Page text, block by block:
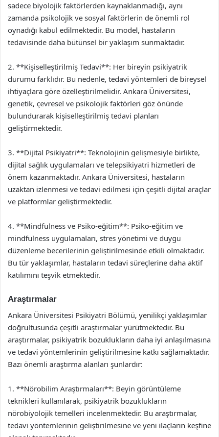
sadece biyolojik faktörlerden kaynaklanmadığı, aynı
zamanda psikolojik ve sosyal faktörlerin de önemli rol
oynadığı kabul edilmektedir. Bu model, hastaların
tedavisinde daha bütünsel bir yaklaşım sunmaktadır.
2. **Kişiselleştirilmiş Tedavi**: Her bireyin psikiyatrik
durumu farklıdır. Bu nedenle, tedavi yöntemleri de bireysel
ihtiyaçlara göre özelleştirilmelidir. Ankara Üniversitesi,
genetik, çevresel ve psikolojik faktörleri göz önünde
bulundurarak kişiselleştirilmiş tedavi planları
geliştirmektedir.
3. **Dijital Psikiyatri**: Teknolojinin gelişmesiyle birlikte,
dijital sağlık uygulamaları ve telepsikiyatri hizmetleri de
önem kazanmaktadır. Ankara Üniversitesi, hastaların
uzaktan izlenmesi ve tedavi edilmesi için çeşitli dijital araçlar
ve platformlar geliştirmektedir.
4. **Mindfulness ve Psiko-eğitim**: Psiko-eğitim ve
mindfulness uygulamaları, stres yönetimi ve duygu
düzenleme becerilerinin geliştirilmesinde etkili olmaktadır.
Bu tür yaklaşımlar, hastaların tedavi süreçlerine daha aktif
katılımını teşvik etmektedir.
Araştırmalar
Ankara Üniversitesi Psikiyatri Bölümü, yenilikçi yaklaşımlar
doğrultusunda çeşitli araştırmalar yürütmektedir. Bu
araştırmalar, psikiyatrik bozuklukların daha iyi anlaşılmasına
ve tedavi yöntemlerinin geliştirilmesine katkı sağlamaktadır.
Bazı önemli araştırma alanları şunlardır:
1. **Nörobilim Araştırmaları**: Beyin görüntüleme
teknikleri kullanılarak, psikiyatrik bozuklukların
nörobiyolojik temelleri incelenmektedir. Bu araştırmalar,
tedavi yöntemlerinin geliştirilmesine ve yeni ilaçların keşfine